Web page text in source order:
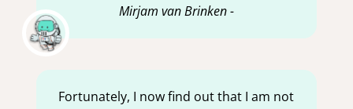
Mirjam van Brinken -
Fortunately, I now find out that I am not